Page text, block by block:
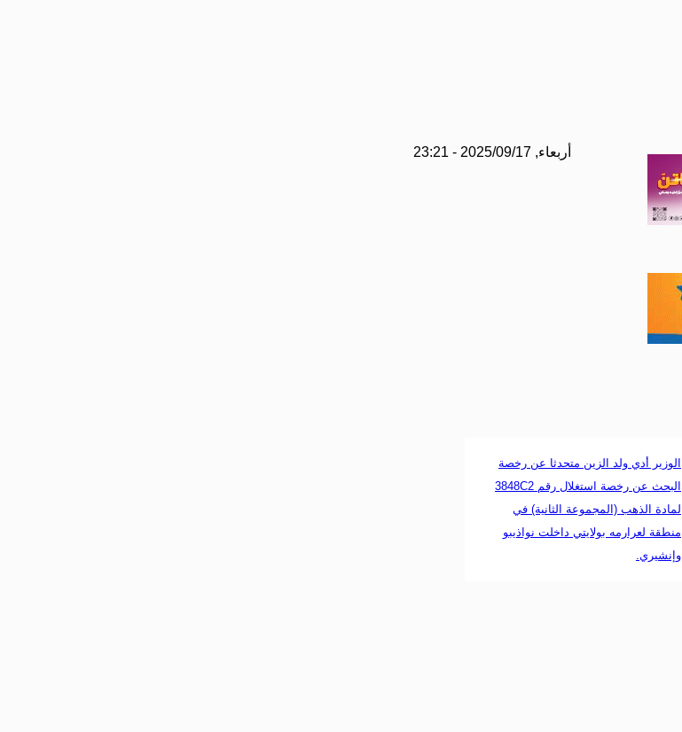
أربعاء, 2025/09/17 - 23:21
الوزير أدي ولد الزين متحدثا عن رخصة
البحث عن رخصة استغلال رقم 3848C2
لمادة الذهب (المجموعة الثانية) في
منطقة لعرارمه بولايتي داخلت نواذيبو
وإنشيري.